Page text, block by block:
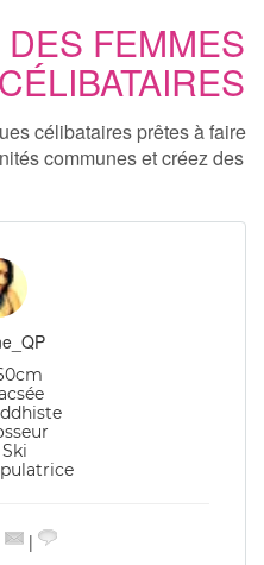
FEMMES
célibataires prêtes à faire
communes et créez des
Ski
|